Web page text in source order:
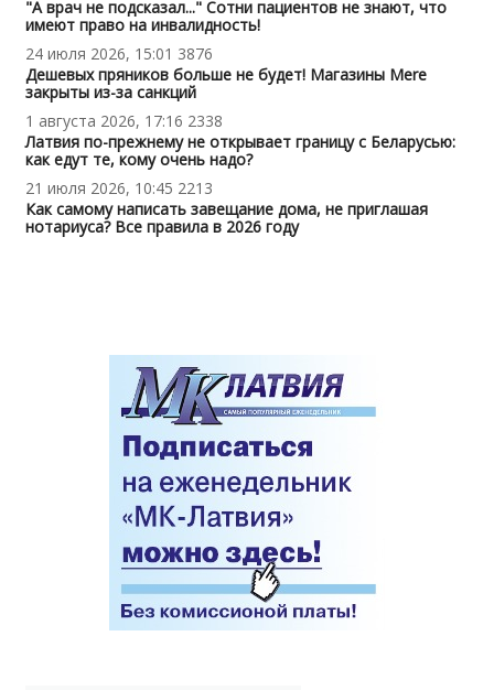
"А врач не подсказал..." Сотни пациентов не знают, что
имеют право на инвалидность!
24 июля 2026, 15:01 3876
Дешевых пряников больше не будет! Магазины Mere
закрыты из-за санкций
1 августа 2026, 17:16 2338
Латвия по-прежнему не открывает границу с Беларусью:
как едут те, кому очень надо?
21 июля 2026, 10:45 2213
Как самому написать завещание дома, не приглашая
нотариуса? Все правила в 2026 году